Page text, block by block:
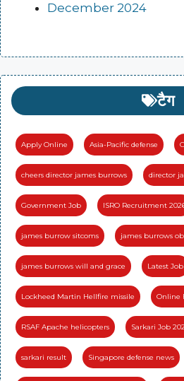
December 2024
टैग
Apply Online Asia-Pacific defense
cheers director james burrows director
Government Job ISRO Recruitment
james burrow sitcoms james burrows
james burrows will and grace Latest Job
Lockheed Martin Hellfire missile Online
RSAF Apache helicopters Sarkari Job
sarkari result Singapore defense news